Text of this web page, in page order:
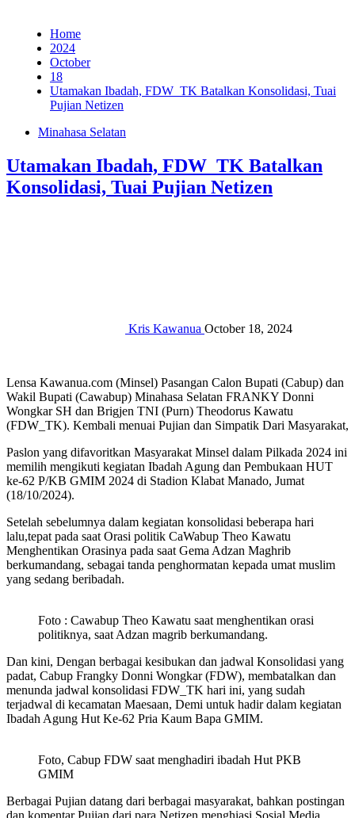
Home
2024
October
18
Utamakan Ibadah, FDW_TK Batalkan Konsolidasi, Tuai
Pujian Netizen
Minahasa Selatan
Utamakan Ibadah, FDW_TK Batalkan
Konsolidasi, Tuai Pujian Netizen
Kris Kawanua October 18, 2024
Lensa Kawanua.com (Minsel) Pasangan Calon Bupati (Cabup) dan
Wakil Bupati (Cawabup) Minahasa Selatan FRANKY Donni
Wongkar SH dan Brigjen TNI (Purn) Theodorus Kawatu
(FDW_TK). Kembali menuai Pujian dan Simpatik Dari Masyarakat,
Paslon yang difavoritkan Masyarakat Minsel dalam Pilkada 2024 ini
memilih mengikuti kegiatan Ibadah Agung dan Pembukaan HUT
ke-62 P/KB GMIM 2024 di Stadion Klabat Manado, Jumat
(18/10/2024).
Setelah sebelumnya dalam kegiatan konsolidasi beberapa hari
lalu,tepat pada saat Orasi politik CaWabup Theo Kawatu
Menghentikan Orasinya pada saat Gema Adzan Maghrib
berkumandang, sebagai tanda penghormatan kepada umat muslim
yang sedang beribadah.
Foto : Cawabup Theo Kawatu saat menghentikan orasi
politiknya, saat Adzan magrib berkumandang.
Dan kini, Dengan berbagai kesibukan dan jadwal Konsolidasi yang
padat, Cabup Frangky Donni Wongkar (FDW), membatalkan dan
menunda jadwal konsolidasi FDW_TK hari ini, yang sudah
terjadwal di kecamatan Maesaan, Demi untuk hadir dalam kegiatan
Ibadah Agung Hut Ke-62 Pria Kaum Bapa GMIM.
Foto, Cabup FDW saat menghadiri ibadah Hut PKB
GMIM
Berbagai Pujian datang dari berbagai masyarakat, bahkan postingan
dan komentar Pujian dari para Netizen menghiasi Sosial Media